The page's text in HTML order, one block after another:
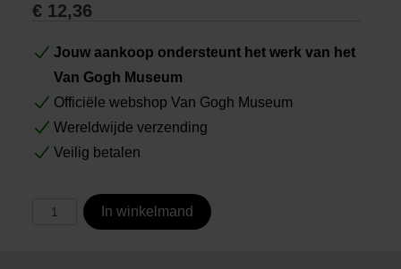
Cadeaus
€ 12,36
Jouw aankoop ondersteunt het werk van het
Van Gogh Museum
Officiële webshop Van Gogh Museum
Wereldwijde verzending
Veilig betalen
In winkelmand